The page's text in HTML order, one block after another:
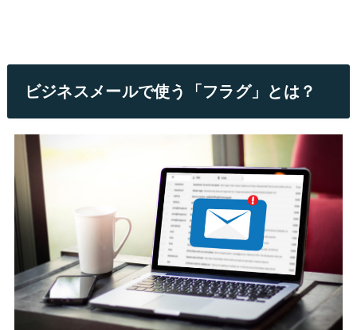
ビジネスメールで使う「フラグ」とは？